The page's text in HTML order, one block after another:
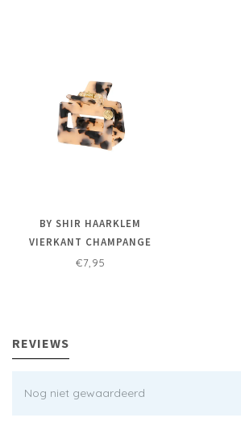
BY SHIR HAARKLEM
VIERKANT CHAMPANGE
€7,95
REVIEWS
Nog niet gewaardeerd